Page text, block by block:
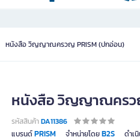
หนังสือ วิญญาณครวญ PRISM (ปกอ่อน)
หนังสือ วิญญาณครว
รหัสสินค้าDA11386
แบรนด์PRISM จำหน่ายโดยB2S ดำเ